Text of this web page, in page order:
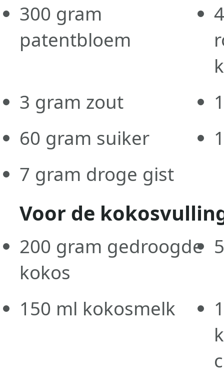
300 gram
patentbloem
3 gram zout
60 gram suiker
7 gram droge gist
Voor de
200 gram gedroogde
kokos
150 ml kokosmelk